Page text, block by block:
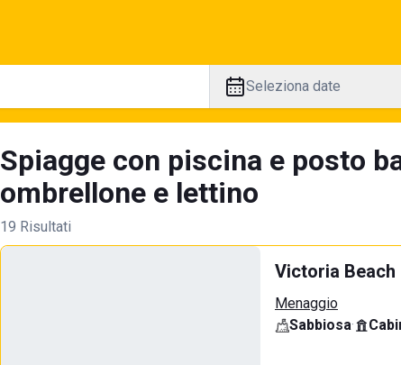
Seleziona date
Spiagge con piscina e posto
ombrellone e lettino
19 Risultati
Victoria Beach
Menaggio
Sabbiosa·